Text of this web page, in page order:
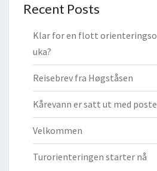
Recent Posts
Klar for en flott
uka?
Reisebrev fra Høgståsen
Kårevann er satt ut med
Velkommen
Turorienteringen starter nå